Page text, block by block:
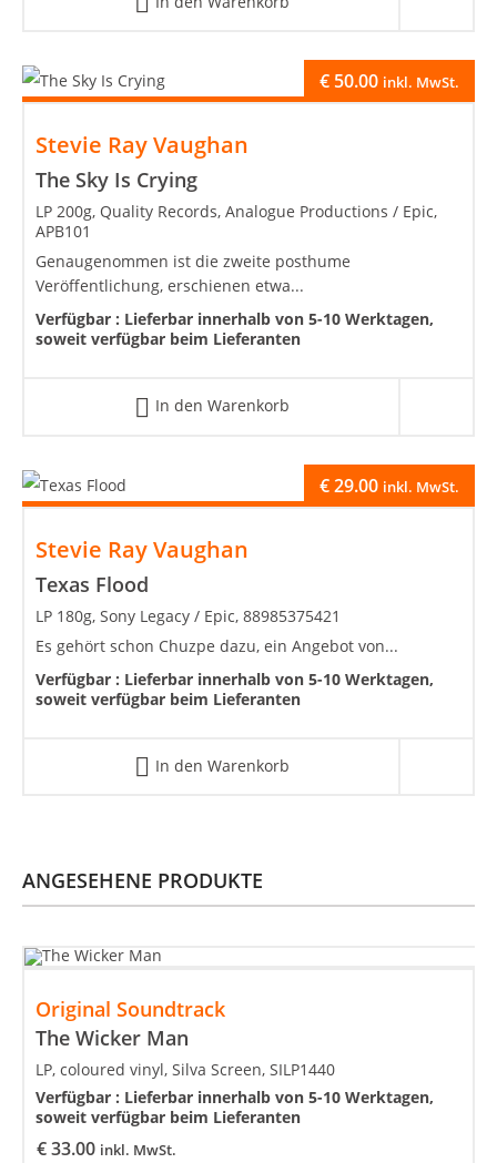
Stevie Ray Vaughan
The Sky Is Crying
€ 50.00 inkl. MwSt.
LP 200g, Quality Records, Analogue Productions / Epic,
APB101
Genaugenommen ist die zweite posthume
Veröffentlichung, erschienen etwa...
Verfügbar : Lieferbar innerhalb von 5-10 Werktagen,
soweit verfügbar beim Lieferanten
In den Warenkorb
Stevie Ray Vaughan
Texas Flood
€29.00 inkl. MwSt.
LP 180g, Sony Legacy / Epic, 88985375421
Es gehört schon Chuzpe dazu, ein Angebot von...
Verfügbar : Lieferbar innerhalb von 5-10 Werktagen,
soweit verfügbar beim Lieferanten
In den Warenkorb
ANGESEHENE PRODUKTE
Original Soundtrack
The Wicker Man
€33.00 inkl. MwSt.
LP, coloured vinyl, Silva Screen, SILP1440
Verfügbar : Lieferbar innerhalb von 5-10 Werktagen,
soweit verfügbar beim Lieferanten